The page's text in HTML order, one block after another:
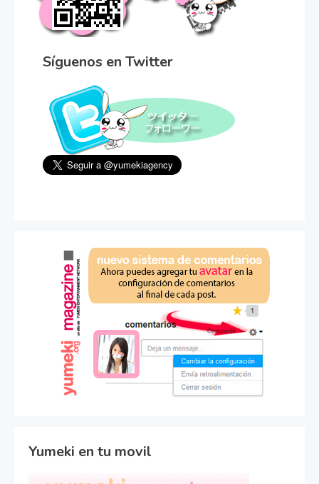
Síguenos en Twitter
Yumeki en tu movil